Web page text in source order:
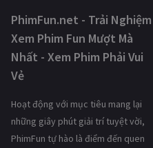
PhimFun.net - Trải Nghiệm
Xem Phim Fun Mượt Mà
Nhất - Xem Phim Phải Vui
Vẻ
Hoạt động với mục tiêu mang lại
những giây phút giải trí tuyệt vời,
PhimFun tự hào là điểm đến quen